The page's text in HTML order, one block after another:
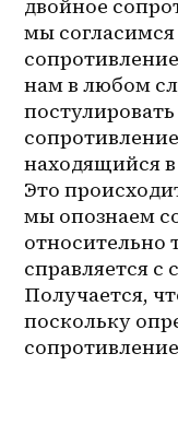
двойное
мы
нам в любом
находящийся
Это
мы опознаем
относительно
справляется с
Получается,
поскольку